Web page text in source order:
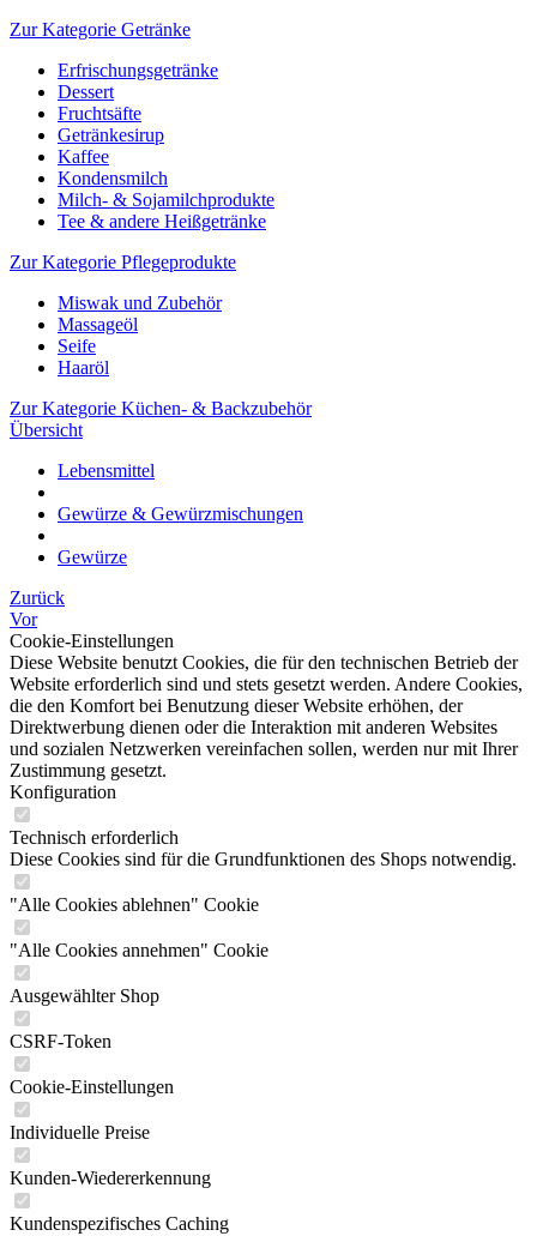
Zur Kategorie Getränke
Erfrischungsgetränke
Dessert
Fruchtsäfte
Getränkesirup
Kaffee
Kondensmilch
Milch- & Sojamilchprodukte
Tee & andere Heißgetränke
Zur Kategorie Pflegeprodukte
Miswak und Zubehör
Massageöl
Seife
Haaröl
Zur Kategorie Küchen- & Backzubehör
Übersicht
Lebensmittel
Gewürze & Gewürzmischungen
Gewürze
Zurück
Vor
Cookie-Einstellungen
Diese Website benutzt Cookies, die für den technischen Betrieb der
Website erforderlich sind und stets gesetzt werden. Andere Cookies,
die den Komfort bei Benutzung dieser Website erhöhen, der
Direktwerbung dienen oder die Interaktion mit anderen Websites
und sozialen Netzwerken vereinfachen sollen, werden nur mit Ihrer
Zustimmung gesetzt.
Konfiguration
Technisch erforderlich
Diese Cookies sind für die Grundfunktionen des Shops notwendig.
"Alle Cookies ablehnen" Cookie
"Alle Cookies annehmen" Cookie
Ausgewählter Shop
CSRF-Token
Cookie-Einstellungen
Individuelle Preise
Kunden-Wiedererkennung
Kundenspezifisches Caching